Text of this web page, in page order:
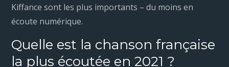
Kiffance sont les plus importants – du moins en
écoute numérique.
Quelle est la chanson française
la plus écoutée en 2021 ?